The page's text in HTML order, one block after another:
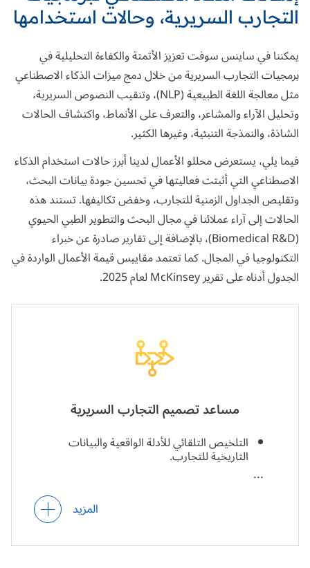
التجارب السريرية، وحالات استخدامها
يمكننا في ساينس سوفت تعزيز الأتمتة والكفاءة التحليلية في
برمجيات التجارب السريرية من خلال دمج ميزات الذكاء الاصطناعي
مثل معالجة اللغة الطبيعية (NLP)، وتنقيب النصوص السريرية،
وتحليل الآراء والمشاعر، والتعرف على الأنماط، واكتشاف الحالات
الشاذة، والنمذجة التنبئية، وغيرها الكثير.
فيما يلي، يستعرض محللو الأعمال لدينا أبرز حالات استخدام الذكاء
الاصطناعي التي أثبتت فعاليتها في تحسين جودة بيانات البحث،
وتقليص الجداول الزمنية للتجارب، وخفض تكاليفها. تستند هذه
الحالات إلى آراء عملائنا في مجال البحث والتطوير الطبي الحيوي
(Biomedical R&D)، بالإضافة إلى تقارير صادرة عن خبراء
التكنولوجيا في المجال. كما تعتمد مقاييس قيمة الأعمال الواردة في
الجدول أدناه علىتقرير McKinsey لعام 2025 .
مساعد تصميم التجارب السريرية
التلخيص التلقائي للأدلة الواقعية والبيانات
التاريخية للتجارب.
تحسين معايير الإدراج والاستبعاد، ونتائج الدراسة
المزيد